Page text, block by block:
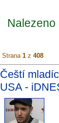
Nalezeno
Strana 1 z 408
Čeští
USA -